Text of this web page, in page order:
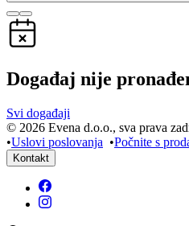
Događaj nije
Svi događaji
© 2026 Evena d.o.o., sva prava
•Uslovi poslovanja •Počnite s
Kontakt